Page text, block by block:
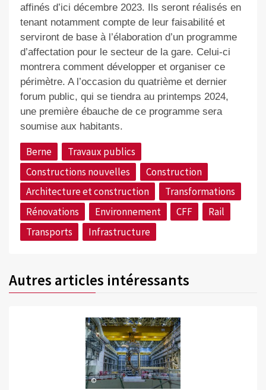
affinés d’ici décembre 2023. Ils seront réalisés en
tenant notamment compte de leur faisabilité et
serviront de base à l’élaboration d’un programme
d’affectation pour le secteur de la gare. Celui-ci
montrera comment développer et organiser ce
périmètre. A l’occasion du quatrième et dernier
forum public, qui se tiendra au printemps 2024,
une première ébauche de ce programme sera
soumise aux habitants.
Berne
Travaux publics
Constructions nouvelles
Construction
Architecture et construction
Transformations
Rénovations
Environnement CFF
Rail
Transports
Infrastructure
Autres articles intéressants
©